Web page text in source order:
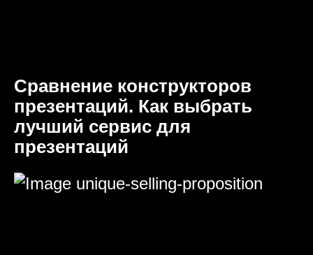
Сравнение конструкторов
презентаций. Как выбрать
лучший сервис для
презентаций